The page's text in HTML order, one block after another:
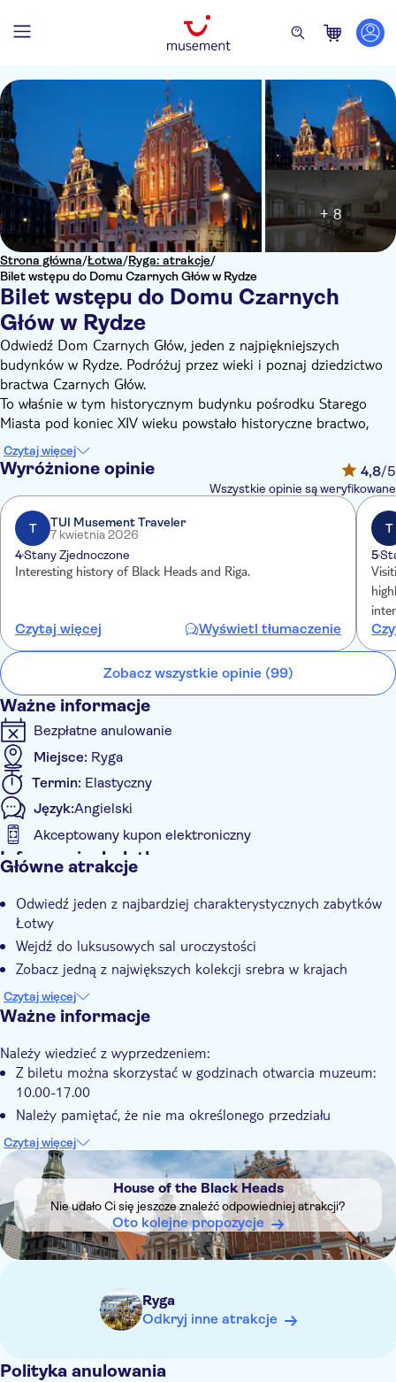
Strona główna/Łotwa/Ryga: atrakcje/
Bilet wstępu do Domu Czarnych Głów w Rydze
Bilet wstępu do Domu Czarnych
Głów w Rydze
+ 8
Odwiedź Dom Czarnych Głów, jeden z najpiękniejszych
budynków w Rydze. Podróżuj przez wieki i poznaj dziedzictwo
bractwa Czarnych Głów.
To właśnie w tym historycznym budynku pośrodku Starego
Miasta pod koniec XIV wieku powstało historyczne bractwo,
dzielące siedzibę z istniejącą gildią kupiecką. Młodzi i radośni
zagraniczni kupcy zrzeszeni w bractwie organizowali wspaniałe
imprezy, stając się później honorowymi członkami lokalnej
społeczności. Z biegiem czasu dom zaczął gościć wizyty
zagranicznych królów i innych szlachetnych gości i spełnia to
zadanie do dziś - często organizowane są tu koncerty, bale,
uroczyste kolacje i przyjęcia dyplomatyczne.
Teraz masz również okazję zwiedzić wystawę poświęconą
Czytaj więcej
Wyróżnione opinie 4,8/5
Wszystkie opinie są weryfikowane
T
TUI Musement Traveler
7 kwietnia 2026
4Stany Zjednoczone
Interesting history of Black Heads and Riga.
Czytaj więcej Wyświetl tłumaczenie
T
5
feel
Zobacz wszystkie opinie (99)
Ważne informacje
Bezpłatne anulowanie
Miejsce: Ryga
Termin: Elastyczny
Język:Angielski
Akceptowany kupon elektroniczny
Informacje dodatkowe
Wliczone są opłaty za wstęp
E-Voucher
Dostępność dla wózków inwalidzkich
Główne atrakcje
Odwiedź jeden z najbardziej charakterystycznych zabytków
Łotwy
Wejdź do luksusowych sal uroczystości
Zobacz jedną z największych kolekcji srebra w krajach
bałtyckich
Poznaj XIV-wieczne historyczne piwnice
Czytaj więcej
Ważne informacje
Należy wiedzieć z wyprzedzeniem:
Z biletu można skorzystać w godzinach otwarcia muzeum:
10.00-17.00
Należy pamiętać, że nie ma określonego przedziału
wiekowego wymaganego do rezerwacji biletów ulgowych dla
studentów lub emerytów. Pamiętaj, aby okazać odpowiednią
legitymację na miejscu, aby udowodnić swoje prawo do
zniżki.
Małe dzieci (0-6 lat): wstęp bezpłatny
Czytaj więcej
DSA1House of the Black Heads
House of the Black Heads
Nie udało Ci się jeszcze znaleźć odpowiedniej atrakcji?
Oto kolejne propozycje
Ryga
Odkryj inne atrakcje
Polityka anulowania